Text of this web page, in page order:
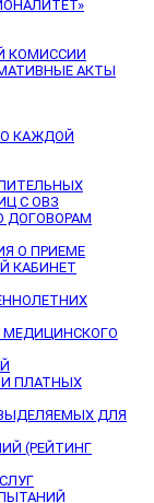
КОМИССИИ
АКТЫ
КАЖДОЙ
С ОВЗ
ДОГОВОРАМ
О ПРИЕМЕ
КАБИНЕТ
ПЛАТНЫХ
ДЛЯ
(РЕЙТИНГ